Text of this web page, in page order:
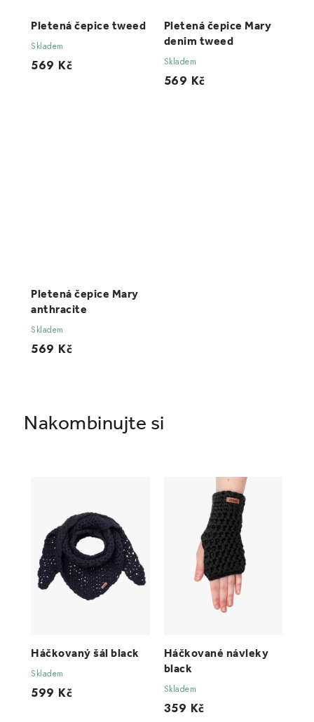
Háčkovaný šál black
Skladem
599 Kč
Háčkované návleky
black
Skladem
359 Kč
Pletená čepice tweed
Skladem
569 Kč
Pletená čepice Mary
denim tweed
Skladem
569 Kč
Pletená čepice Mary
anthracite
Skladem
569 Kč